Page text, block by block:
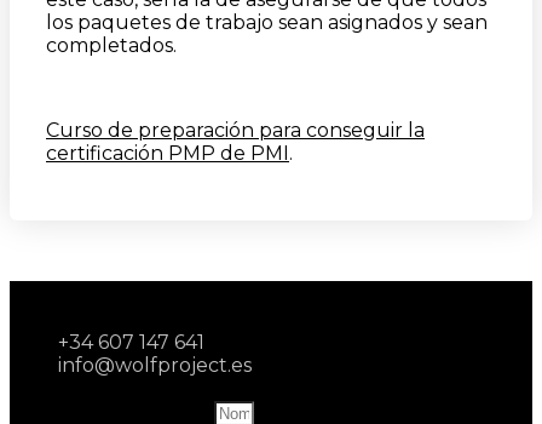
los paquetes de trabajo sean asignados y sean
completados.
Curso de preparación para conseguir la
certificación PMP de PMI.
+34 607 147 641
info@wolfproject.es